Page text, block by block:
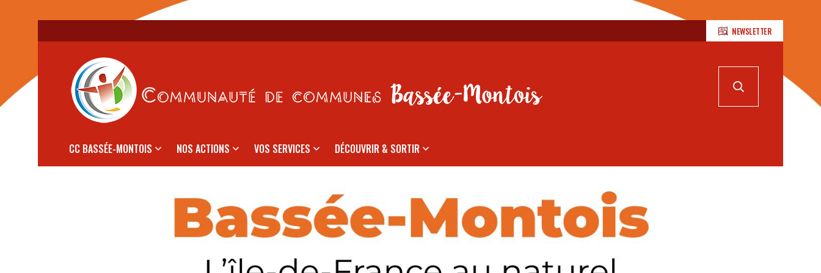
NEWSLETTER
CC BASSÉE-MONTOIS NOS ACTIONS VOS SERVICES DÉCOUVRIR & SORTIR